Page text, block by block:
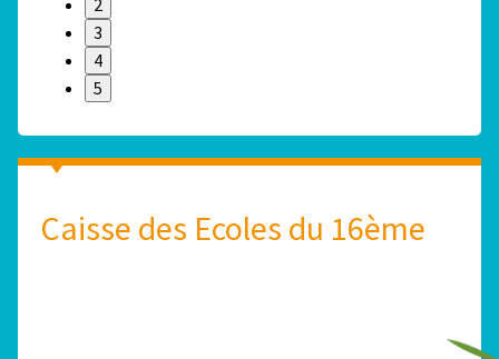
2
3
4
5
Caisse des Ecoles du 16ème